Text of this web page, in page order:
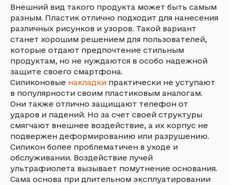
Внешний вид такого продукта может быть самым
разным. Пластик отлично подходит для нанесения
различных рисунков и узоров. Такой вариант
станет хорошим решением для пользователей,
которые отдают предпочтение стильным
продуктам, но не нуждаются в особо надежной
защите своего смартфона.
Силиконовые накладки практически не уступают
в популярности своим пластиковым аналогам.
Они также отлично защищают телефон от
ударов и падений. Но за счет своей структуры
смягчают внешнее воздействие, а их корпус не
подвержен деформированию или разрушению.
Силикон более проблематичен в уходе и
обслуживании. Воздействие лучей
ультрафиолета вызывает помутнение основания.
Сама основа при длительном эксплуатировании